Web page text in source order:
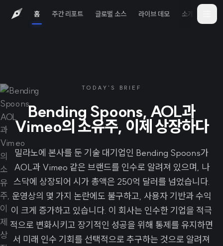
홈 주간 리포트 글로벌 소스 라이브 데모 소개
TODAY'S BRIEF
Bending Spoons, AOL과
Vimeo의 소유주, 이제 상장하다
밀라노에 본사를 둔 기술 대기업인 Bending Spoons가
AOL과 Vimeo 같은 브랜드를 인수로 알려져 있으며, 나
스닥에 상장되어 시가 총액은 250억 달러를 넘었습니다.
운영상의 몇 가지 논란에도 불구하고, 사용자 기반과 수익
이 크게 증가하고 있습니다. 이 회사는 인수한 기업을 적극
적으로 변화시키고 장기적인 성공을 위해 통제를 유지하면
서 미래 인수 기회를 선택적으로 추구하는 것으로 알려져